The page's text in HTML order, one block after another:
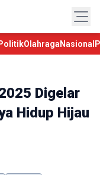
PolitikOlahraga Nasional
Digelar
Hidup Hijau